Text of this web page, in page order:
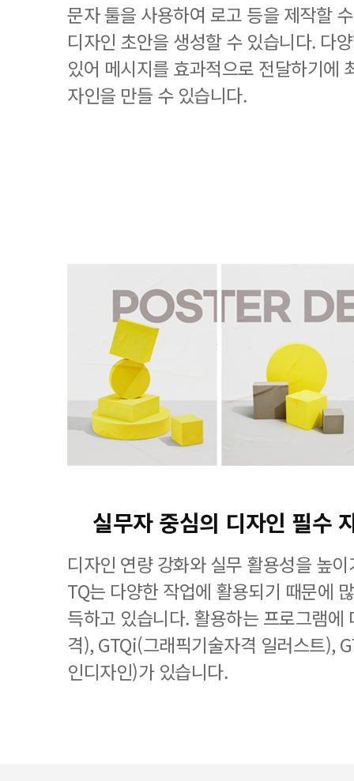
문자 툴을 사용하여 로고 등을 제작할
디자인 초안을 생성할 수 있습니다. 다
있어 메시지를 효과적으로 전달하기에
자인을 만들 수 있습니다.
실무자 중심의 디자인 필수
디자인 연량 강화와 실무 활용성을 높
TQ는 다양한 작업에 활용되기 때문에
득하고 있습니다. 활용하는 프로그램에
격), GTQi(그래픽기술자격 일러스트),
인디자인)가 있습니다.